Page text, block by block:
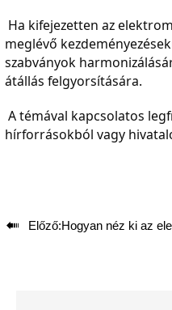
meglévő
szabványok
átállás felgyorsítására.
hírforrásokból vagy
 Előző:Hogyan néz ki az